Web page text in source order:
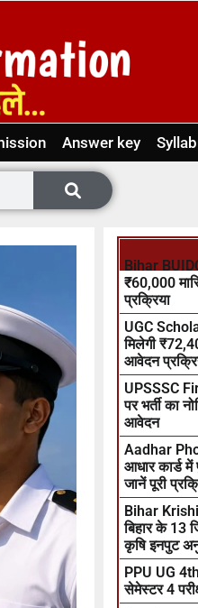
Answer key
Bihar
₹60,000
प्रक्रिया
UGC
मिलेगी
आवेदन
UPSSSC
पर भर्ती का
आवेदन
Aadhar
आधार कार्ड
जानें पूरी
Bihar
बिहार के 13
कृषि इनपुट
PPU UG
सेमेस्टर 4